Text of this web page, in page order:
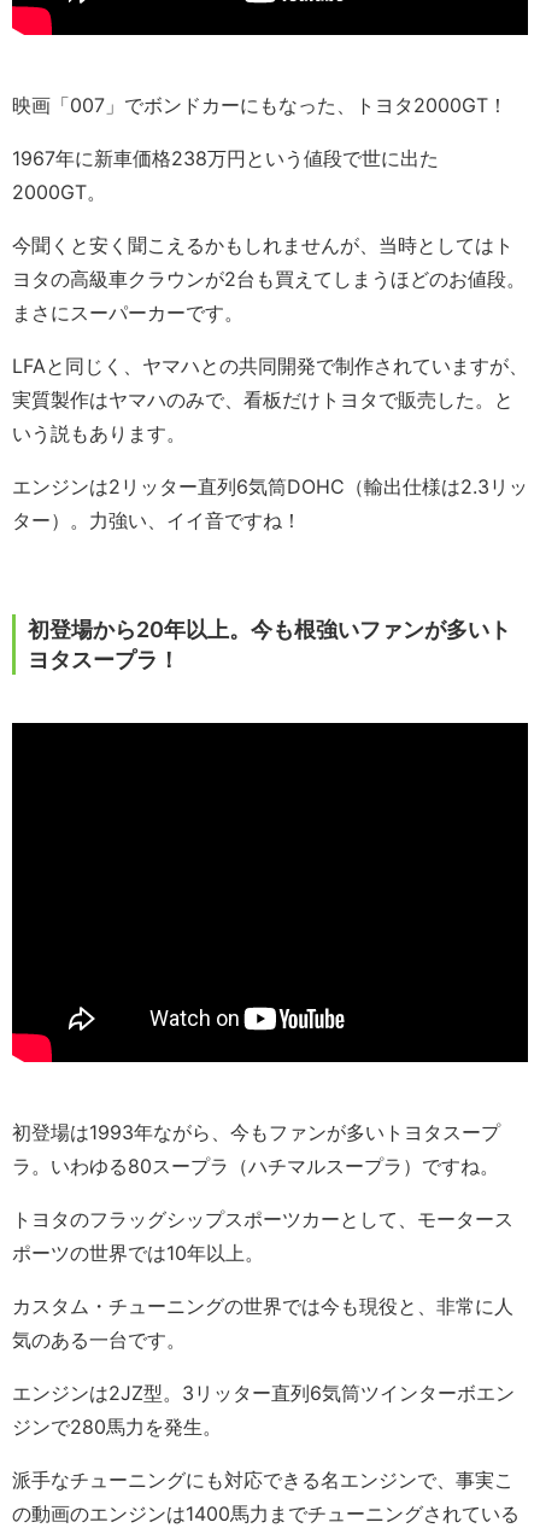
映画「007」でボンドカーにもなった、トヨタ2000GT！
1967年に新車価格238万円という値段で世に出た
2000GT。
今聞くと安く聞こえるかもしれませんが、当時としてはト
ヨタの高級車クラウンが2台も買えてしまうほどのお値段。
まさにスーパーカーです。
LFAと同じく、ヤマハとの共同開発で制作されていますが、
実質製作はヤマハのみで、看板だけトヨタで販売した。と
いう説もあります。
エンジンは2リッター直列6気筒DOHC（輸出仕様は2.3リッ
ター）。力強い、イイ音ですね！
初登場から20年以上。今も根強いファンが多いト
ヨタスープラ！
初登場は1993年ながら、今もファンが多いトヨタスープ
ラ。いわゆる80スープラ（ハチマルスープラ）ですね。
トヨタのフラッグシップスポーツカーとして、モータース
ポーツの世界では10年以上。
カスタム・チューニングの世界では今も現役と、非常に人
気のある一台です。
エンジンは2JZ型。3リッター直列6気筒ツインターボエン
ジンで280馬力を発生。
派手なチューニングにも対応できる名エンジンで、事実こ
の動画のエンジンは1400馬力までチューニングされている